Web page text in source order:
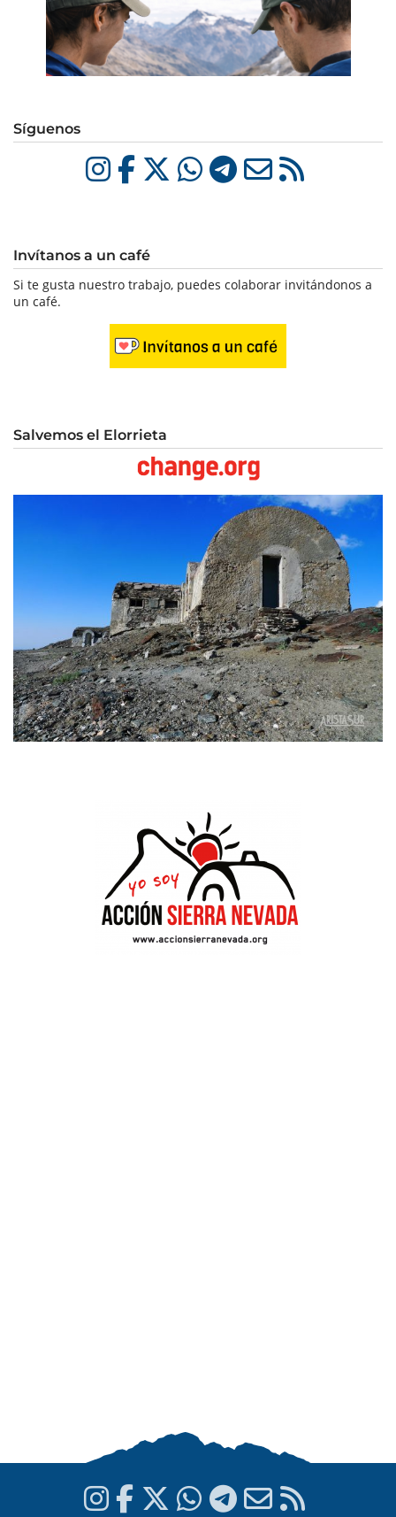
Síguenos
Invítanos a un café
Si te gusta nuestro trabajo, puedes colaborar invitándonos a
un café.
Salvemos el Elorrieta